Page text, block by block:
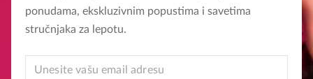
ponudama, ekskluzivnim popustima i savetima
stručnjaka za lepotu.
EMAIL